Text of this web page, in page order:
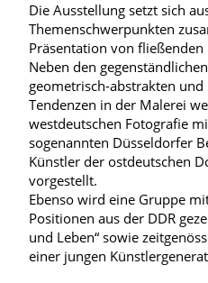
Die Ausstellung setzt sich
Themenschwerpunkten
Präsentation von
Neben den
geometrisch-abstrakten und
Tendenzen in der Malerei
westdeutschen Fotografie
sogenannten Düsseldorfer
Künstler der ostdeutschen
vorgestellt.
Ebenso wird eine Gruppe
Positionen aus der DDR
und Leben“ sowie
einer jungen